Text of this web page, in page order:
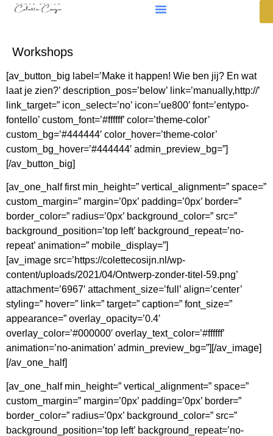
Workshops
[av_button_big label=’Make it happen! Wie ben jij? En wat
laat je zien?’ description_pos=’below’ link=’manually,http://’
link_target=” icon_select=’no’ icon=’ue800′ font=’entypo-
fontello’ custom_font=’#ffffff’ color=’theme-color’
custom_bg=’#444444′ color_hover=’theme-color’
custom_bg_hover=’#444444′ admin_preview_bg=”]
[/av_button_big]
[av_one_half first min_height=” vertical_alignment=” space=”
custom_margin=” margin=’0px’ padding=’0px’ border=”
border_color=” radius=’0px’ background_color=” src=”
background_position=’top left’ background_repeat=’no-
repeat’ animation=” mobile_display=”]
[av_image src=’https://colettecosijn.nl/wp-
content/uploads/2021/04/Ontwerp-zonder-titel-59.png’
attachment=’6967′ attachment_size=’full’ align=’center’
styling=” hover=” link=” target=” caption=” font_size=”
appearance=” overlay_opacity=’0.4′
overlay_color=’#000000′ overlay_text_color=’#ffffff’
animation=’no-animation’ admin_preview_bg=”][/av_image]
[/av_one_half]
[av_one_half min_height=” vertical_alignment=” space=”
custom_margin=” margin=’0px’ padding=’0px’ border=”
border_color=” radius=’0px’ background_color=” src=”
background_position=’top left’ background_repeat=’no-